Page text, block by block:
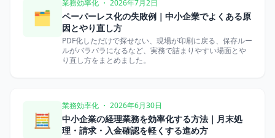
🗂️
業務効率化 ・ 2026年7月2日
ペーパーレス化の失敗例｜中小企業でよくある原
因とやり直し方
PDF化しただけで探せない、現場が印刷に戻る、保存ルー
ルがバラバラになるなど、実務で詰まりやすい場面とや
り直し方をまとめました。
🧮
業務効率化 ・ 2026年6月30日
中小企業の経理業務を効率化する方法｜月末処
理・請求・入金確認を軽くする進め方